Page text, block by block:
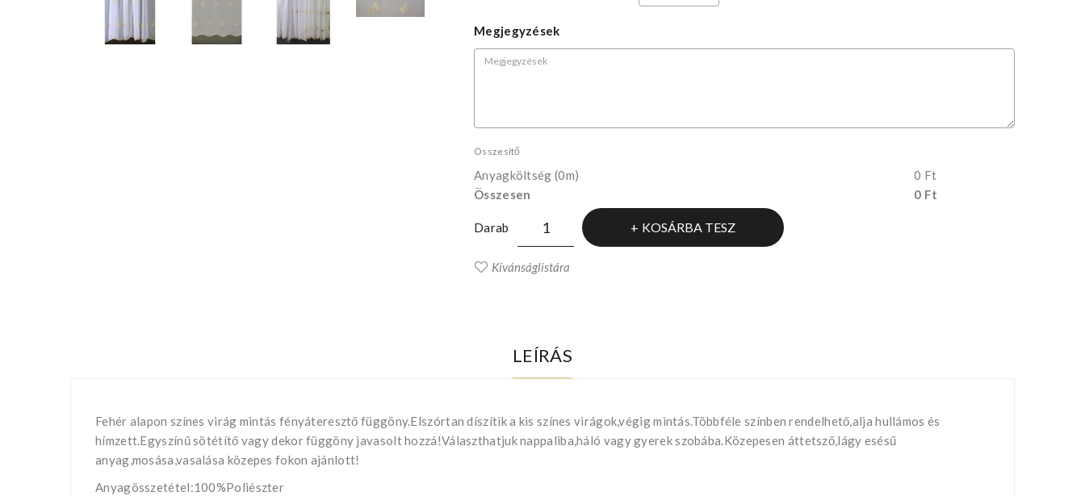
Megjegyzések
Összesítő
Anyagköltség (0m)
0 Ft
Összesen
0 Ft
Darab KOSÁRBA TESZ
Kívánságlistára
LEÍRÁS
Fehér alapon színes virág mintás fényáteresztő függöny.Elszórtan díszítik a kis színes virágok,végig mintás.Többféle színben rendelhető,alja hullámos és
hímzett.Egyszínű sötétítő vagy dekor függöny javasolt hozzá!Választhatjuk nappaliba,háló vagy gyerek szobába.Közepesen áttetsző,lágy esésű
anyag,mosása,vasalása közepes fokon ajánlott!
Anyagösszetétel:100%Poliészter